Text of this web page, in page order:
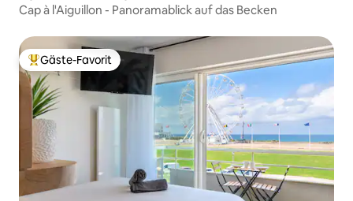
Cap à l'Aiguillon - Panoramablick auf das Becken
Beliebter Gäste-Favorit.
Gäste-Favorit